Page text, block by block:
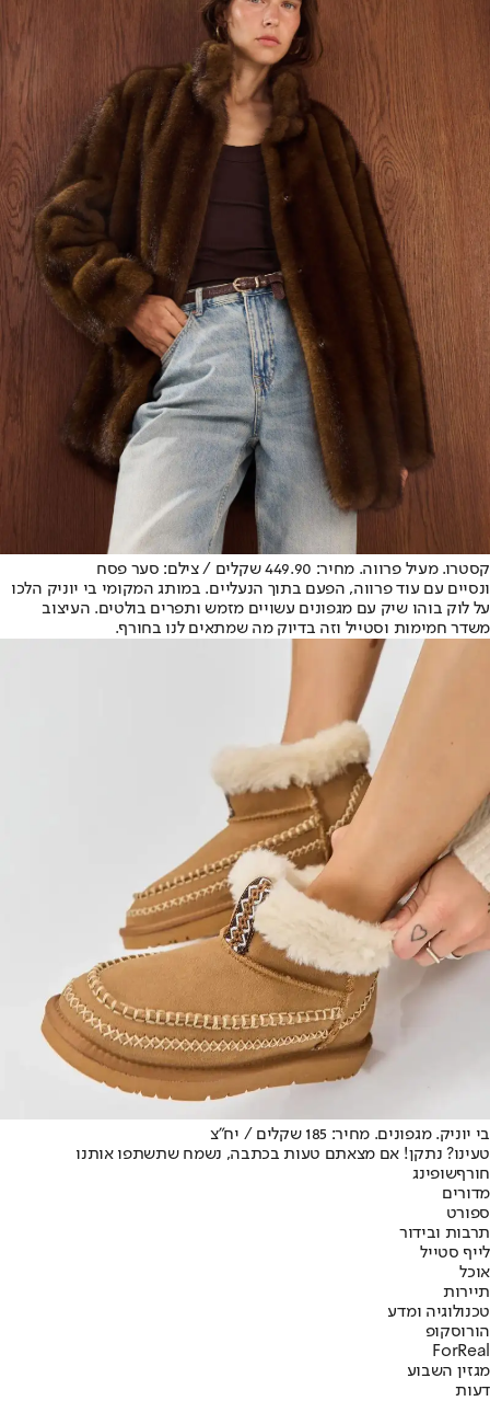
קסטרו. מעיל פרווה. מחיר: 449.90 שקלים / צילם: סער פסח
ונסיים עם עוד פרווה, הפעם בתוך הנעליים. במותג המקומי בי יוניק הלכו
על לוק בוהו שיק עם מגפונים עשויים מזמש ותפרים בולטים. העיצוב
משדר חמימות וסטייל וזה בדיוק מה שמתאים לנו בחורף.
בי יוניק. מגפונים. מחיר: 185 שקלים / יח"צ
טעינו? נתקן! אם מצאתם טעות בכתבה, נשמח שתשתפו אותנו
חורףשופינג
מדורים
ספורט
תרבות ובידור
לייף סטייל
אוכל
תיירות
טכנולוגיה ומדע
הורוסקופ
ForReal
מגזין השבוע
דעות